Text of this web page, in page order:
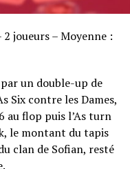
joueurs – Moyenne :
un double-up de
Six contre les Dames,
au flop puis l’As turn
le montant du tapis
clan de Sofian, resté